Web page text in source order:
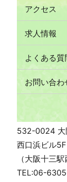
アクセス
求人情報
よくある質
お問い合わ
532-0024 大
西口浜ビル5F
（大阪十三
TEL:06-